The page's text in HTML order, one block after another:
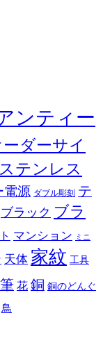
ンティー
ダーサイ
ステンレス
電源 ダブル彫刻 テ
ブラック ブラ
マンション ミニ
天体 家紋 工具
花 銅 銅のどんぐ
鳥